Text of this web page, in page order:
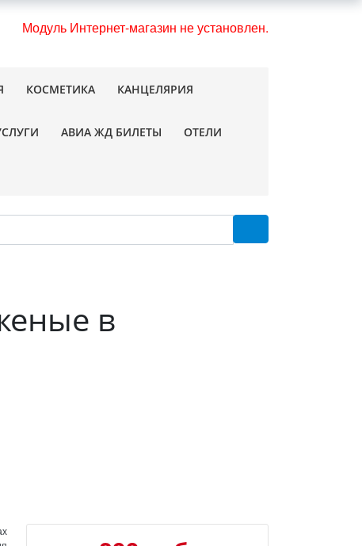
Модуль Интернет-магазин не установлен.
КОСМЕТИКА КАНЦЕЛЯРИЯ
АВИА ЖД БИЛЕТЫ ОТЕЛИ
в